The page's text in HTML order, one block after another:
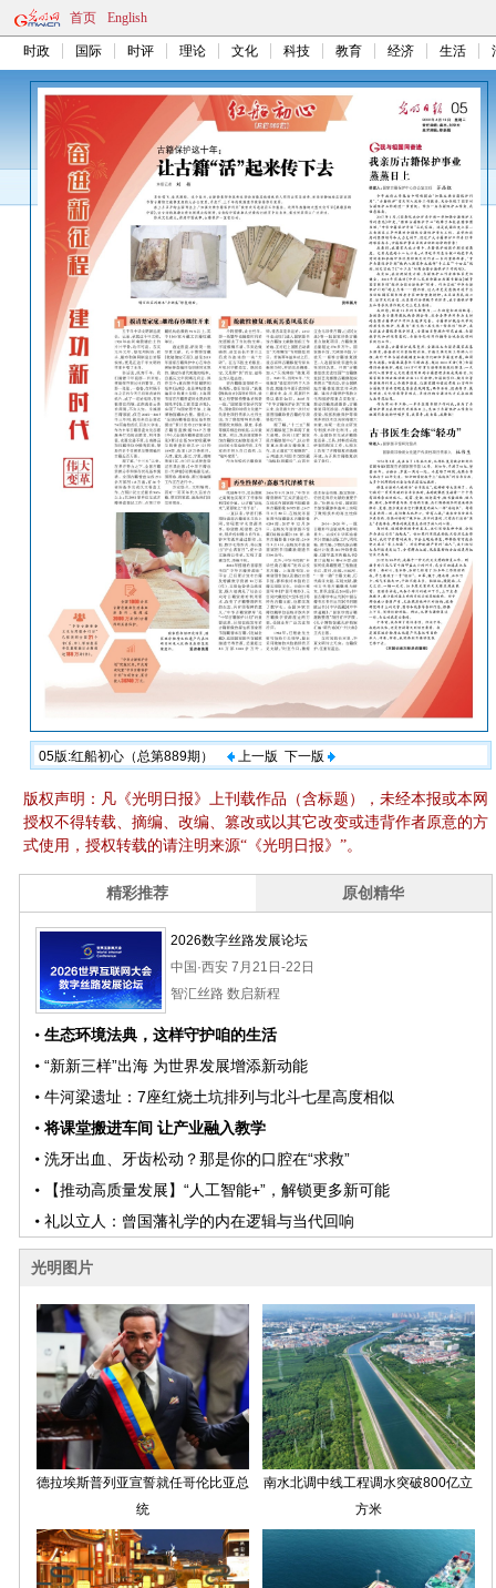
首页 English
时政 国际 时评 理论 文化 科技 教育 经济 生活
05版:红船初心（总第889期） 上一版 下一版
版权声明：凡《光明日报》上刊载作品（含标题），未经本报或本网
授权不得转载、摘编、改编、篡改或以其它改变或违背作者原意的方
式使用，授权转载的请注明来源“《光明日报》”。